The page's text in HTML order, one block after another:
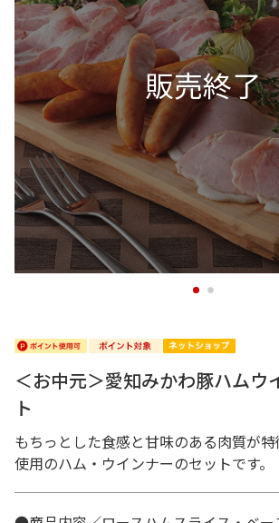
1 2
＜お中元＞愛知みかわ豚ハムウ
ト
もちっとした食感と甘味のある肉質が
使用のハム・ウインナーのセットです。